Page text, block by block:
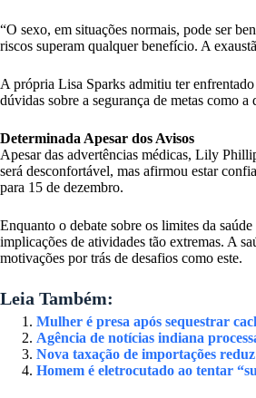
“O sexo, em situações normais, pode ser
riscos superam qualquer benefício. A
A própria Lisa Sparks admitiu ter
dúvidas sobre a segurança de metas como a
Determinada Apesar dos Avisos
Apesar das advertências médicas, Lily
será desconfortável, mas afirmou estar
para 15 de dezembro.
Enquanto o debate sobre os limites da
implicações de atividades tão extremas. A
motivações por trás de desafios como este.
Leia Também:
Mulher é presa após sequestrar
Agência de notícias indiana
Nova taxação de importações
Homem é eletrocutado ao tentar